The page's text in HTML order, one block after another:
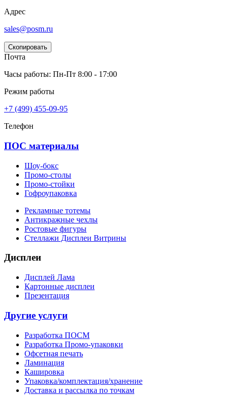
Адрес
sales@posm.ru
Скопировать
Почта
Часы работы: Пн-Пт 8:00 - 17:00
Режим работы
+7 (499) 455-09-95
Телефон
ПОС материалы
Шоу-бокс
Промо-столы
Промо-стойки
Гофроупаковка
Рекламные тотемы
Антикражные чехлы
Ростовые фигуры
Стеллажи Дисплеи Витрины
Дисплеи
Дисплей Лама
Картонные дисплеи
Презентация
Другие услуги
Разработка ПОСМ
Разработка Промо-упаковки
Офсетная печать
Ламинация
Кашировка
Упаковка/комплектация/хранение
Доставка и рассылка по точкам